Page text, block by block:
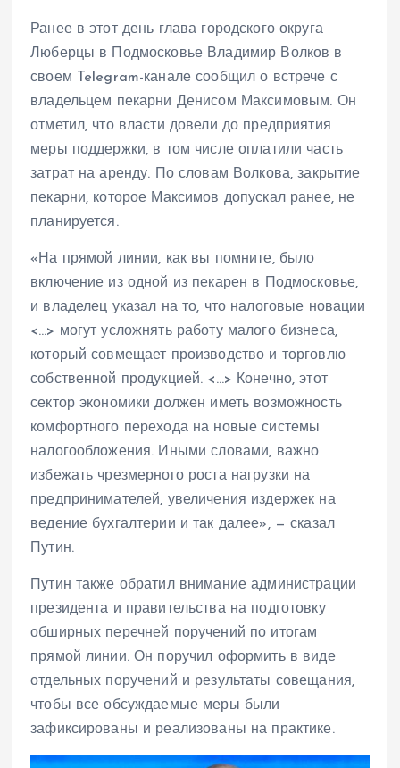
Ранее в этот день глава городского округа
Люберцы в Подмосковье Владимир Волков в
своем Telegram-канале сообщил о встрече с
владельцем пекарни Денисом Максимовым. Он
отметил, что власти довели до предприятия
меры поддержки, в том числе оплатили часть
затрат на аренду. По словам Волкова, закрытие
пекарни, которое Максимов допускал ранее, не
планируется.
«На прямой линии, как вы помните, было
включение из одной из пекарен в Подмосковье,
и владелец указал на то, что налоговые новации
<…> могут усложнять работу малого бизнеса,
который совмещает производство и торговлю
собственной продукцией. <…> Конечно, этот
сектор экономики должен иметь возможность
комфортного перехода на новые системы
налогообложения. Иными словами, важно
избежать чрезмерного роста нагрузки на
предпринимателей, увеличения издержек на
ведение бухгалтерии и так далее», — сказал
Путин.
Путин также обратил внимание администрации
президента и правительства на подготовку
обширных перечней поручений по итогам
прямой линии. Он поручил оформить в виде
отдельных поручений и результаты совещания,
чтобы все обсуждаемые меры были
зафиксированы и реализованы на практике.